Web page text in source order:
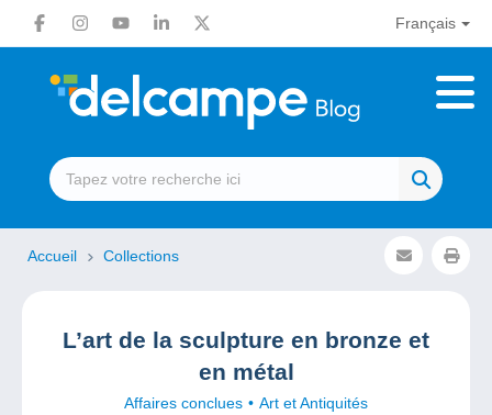
Français
Accueil Collections
L’art de la sculpture en bronze et
en métal
Affaires conclues
Art et Antiquités